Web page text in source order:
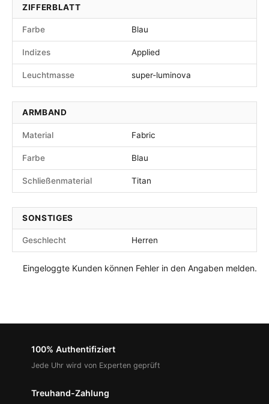
ZIFFERBLATT
Farbe Blau
Indizes Applied
Leuchtmasse super-luminova
ARMBAND
Material Fabric
Farbe Blau
Schließenmaterial Titan
SONSTIGES
Geschlecht Herren
Eingeloggte Kunden können Fehler in den Angaben melden.
100% Authentifiziert
Jede Uhr wird von Experten geprüft
Treuhand-Zahlung